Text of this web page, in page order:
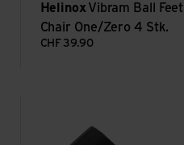
Helinox Vibram Ball Feet
Chair One/Zero 4 Stk.
CHF 39.90